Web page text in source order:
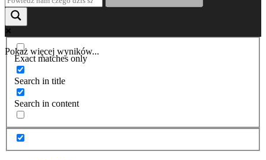
Pokaż więcej wyników...
Exact matches only
Search in title
Search in content